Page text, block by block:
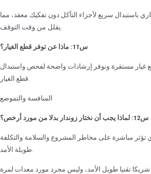
باستبدال سريع لأجزاء التآكل دون تفكيك معقد، مما
يقلل من وقت التوقف.
س11: ماذا عن توفر قطع الغيار؟
غيار مستقرة ونوفر إرشادات واضحة لفحص واستبدال
قطع الغيار.
المنافسة والتموضع
س12: لماذا يجب أن نختار زوندار بدلا من مورد أرخص؟
تؤثر مباشرة على مخاطر المشروع والسلامة والتكلفة
طويلة الأمد.
تقنيا طويل الأمد، وليس مجرد مورد معدات لمرة